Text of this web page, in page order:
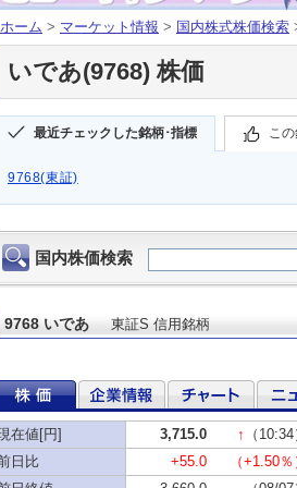
ホーム > マーケット情報 > 国内株式株価検索
いであ(9768) 株価
最近チェックした銘柄･指標 こ
9768(東証)